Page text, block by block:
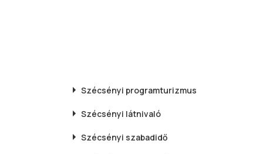
Szécsényi programturizmus
Szécsényi látnivaló
Szécsényi szabadidő